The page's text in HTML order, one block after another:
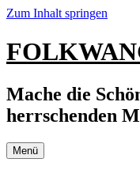
Zum Inhalt springen
Mache die
herrschenden
Menü